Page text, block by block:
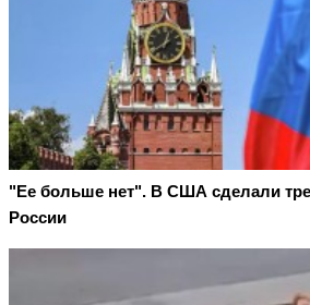
"Ее больше нет". В США сделали
России